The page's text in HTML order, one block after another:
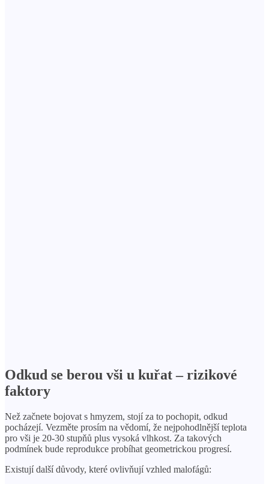
Odkud se berou vši u kuřat – rizikové
faktory
Než začnete bojovat s hmyzem, stojí za to pochopit, odkud
pocházejí. Vezměte prosím na vědomí, že nejpohodlnější teplota
pro vši je 20-30 stupňů plus vysoká vlhkost. Za takových
podmínek bude reprodukce probíhat geometrickou progresí.
Existují další důvody, které ovlivňují vzhled malofágů: